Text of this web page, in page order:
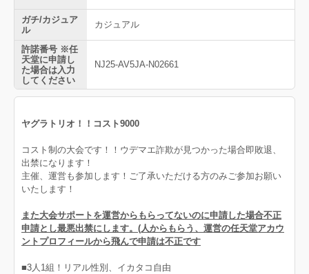
ガチ/カジュア
ル
カジュアル
許諾番号 ※任
天堂に申請し
た場合は入力
してください
NJ25-AV5JA-N02661
ヤグラトリオ！！コスト9000
コスト制の大会です！！ウデマエ詐欺が見つかった場合即敗退、
出禁になります！
主催、運営も参加します！ご了承いただける方のみご参加お願い
いたします！
また大会サポートを運営からもらってないのに申請した場合不正
申請とし最悪出禁にします。(人からもらう、運営の任天堂アカウ
ントプロフィールから飛んで申請は不正です
■3人1組！リアル性別、イカタコ自由